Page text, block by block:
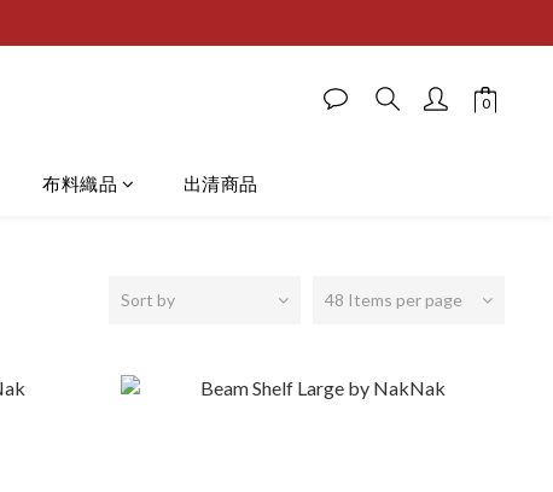
布料織品 出清商品
Sort by 48 Items per page